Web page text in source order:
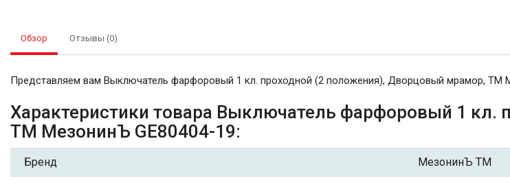
Обзор Отзывы (0)
Представляем вам Выключатель фарфоровый 1 кл. проходной (2 положения), Дворцовый мрамор, ТМ
Характеристики товара Выключатель фарфоровый 1
ТМ МезонинЪ GE80404-19:
Бренд МезонинЪ ТМ